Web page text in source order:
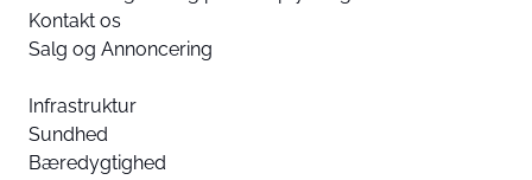
Kontakt os
Salg og Annoncering
Infrastruktur
Sundhed
Bæredygtighed